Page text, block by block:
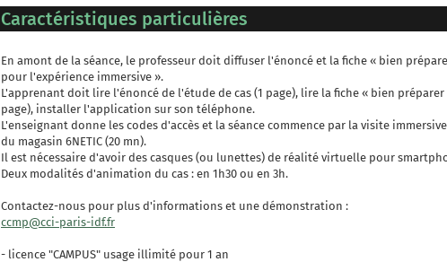
Caractéristiques particulières
En amont de la séance, le professeur doit diffuser l'énoncé et la fiche « bien
pour l'expérience immersive ».
L'apprenant doit lire l'énoncé de l'étude de cas (1 page), lire la fiche « bien préparer
page), installer l'application sur son téléphone.
L'enseignant donne les codes d'accès et la séance commence par la visite
du magasin 6NETIC (20 mn).
Il est nécessaire d'avoir des casques (ou lunettes) de réalité virtuelle pour
Deux modalités d'animation du cas : en 1h30 ou en 3h.
Contactez-nous pour plus d'informations et une démonstration :
ccmp@cci-paris-idf.fr
- licence "CAMPUS" usage illimité pour 1 an